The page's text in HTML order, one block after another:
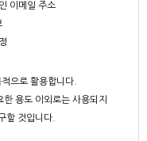
이메일 주소
으로 활용합니다.
용도 이외로는 사용되지
할 것입니다.